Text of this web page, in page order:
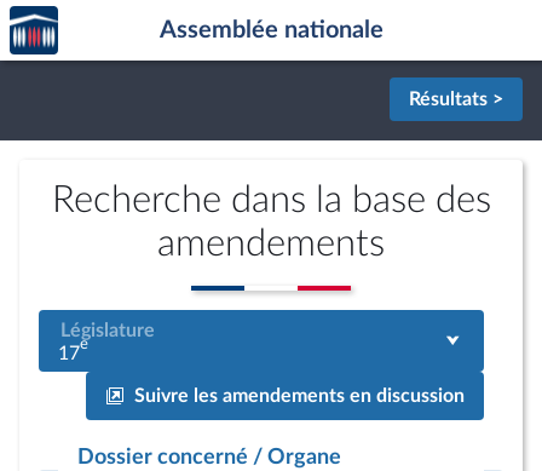
Aller au contenu
Aller en bas de la page
Accèder
à la
page
Assemblée nationale
Résultats >
Recherche dans la base des
amendements
Législature
17e
Suivre les amendements en discussion
Dossier concerné / Organe